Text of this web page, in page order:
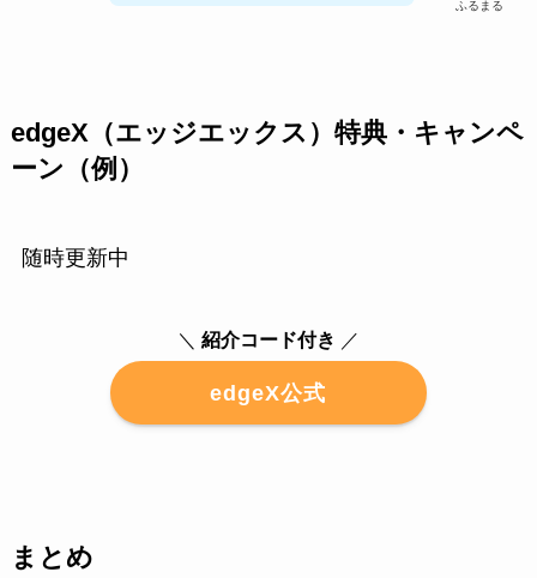
ふるまる
edgeX（エッジエックス）特典・キャンペ
ーン（例）
随時更新中
＼ 紹介コード付き ／
edgeX公式
まとめ